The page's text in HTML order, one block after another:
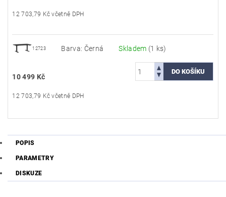
12 703,79 Kč včetně DPH
12723 Barva: Černá Skladem (1 ks)
10 499 Kč
12 703,79 Kč včetně DPH
POPIS
PARAMETRY
DISKUZE